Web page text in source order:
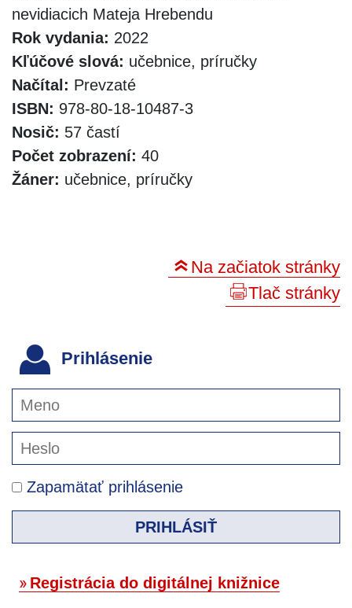
nevidiacich Mateja Hrebendu
Rok vydania: 2022
Kľúčové slová: učebnice, príručky
Načítal: Prevzaté
ISBN: 978-80-18-10487-3
Nosič: 57 častí
Počet zobrazení: 40
Žáner: učebnice, príručky
Na začiatok stránky
Tlač stránky
Prihlásenie
Zapamätať prihlásenie
PRIHLÁSIŤ
Registrácia do digitálnej knižnice